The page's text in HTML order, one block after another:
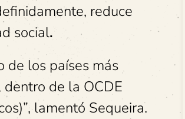
reduce
social.
de los países más
de la OCDE
lamentó Sequeira.